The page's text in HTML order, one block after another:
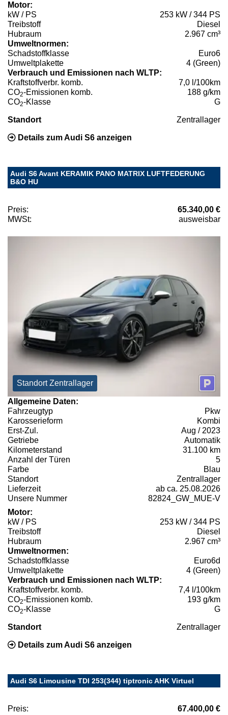
Motor:
kW / PS
253 kW / 344 PS
Treibstoff
Diesel
Hubraum
2.967 cm³
Umweltnormen:
Schadstoffklasse
Euro6
Umweltplakette
4 (Green)
Verbrauch und Emissionen nach WLTP:
Kraftstoffverbr. komb.
7,0 l/100km
CO2-Emissionen komb.
188 g/km
CO2-Klasse G
Standort Zentrallager
Details zum Audi S6 anzeigen
Audi S6 Avant KERAMIK PANO MATRIX LUFTFEDERUNG
B&O HU
Preis:
65.340,00 €
MWSt:
ausweisbar
Standort Zentrallager
Allgemeine Daten:
Fahrzeugtyp
Pkw
Karosserieform
Kombi
Erst-Zul.
Aug / 2023
Getriebe
Automatik
Kilometerstand
31.100 km
Anzahl der Türen
5
Farbe
Blau
Standort
Zentrallager
Lieferzeit
ab ca. 25.08.2026
Unsere Nummer
82824_GW_MUE-V
Motor:
kW / PS
253 kW / 344 PS
Treibstoff
Diesel
Hubraum
2.967 cm³
Umweltnormen:
Schadstoffklasse
Euro6d
Umweltplakette
4 (Green)
Verbrauch und Emissionen nach WLTP:
Kraftstoffverbr. komb.
7,4 l/100km
CO2-Emissionen komb.
193 g/km
CO2-Klasse G
Standort Zentrallager
Details zum Audi S6 anzeigen
Audi S6 Limousine TDI 253(344) tiptronic AHK Virtuel
Preis:
67.400,00 €